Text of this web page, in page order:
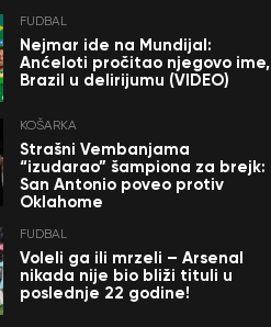
FUDBAL
Nejmar ide na Mundijal:
Anćeloti pročitao njegovo ime,
Brazil u delirijumu (VIDEO)
KOŠARKA
Strašni Vembanjama
“izudarao” šampiona za brejk:
San Antonio poveo protiv
Oklahome
FUDBAL
Voleli ga ili mrzeli – Arsenal
nikada nije bio bliži tituli u
poslednje 22 godine!